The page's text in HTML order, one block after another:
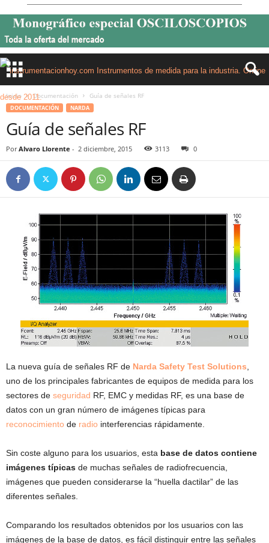
Inicio Documentación Guía de señales RF
DOCUMENTACIÓN NARDA
Guía de señales RF
Por Alvaro Llorente - 2 diciembre, 2015 3113 0
La nueva guía de señales RF de Narda Safety Test Solutions
uno de los principales fabricantes de equipos de medida para los
sectores de seguridad RF, EMC y medidas RF, es una base de
datos con un gran número de imágenes típicas para
reconocimiento de radio interferencias rápidamente.
Sin coste alguno para los usuarios, esta base de datos contiene
imágenes típicas de muchas señales de radiofrecuencia,
imágenes que pueden considerarse la “huella dactilar” de las
diferentes señales.
Comparando los resultados obtenidos por los usuarios con las
imágenes de la base de datos, es fácil distinguir entre las señales